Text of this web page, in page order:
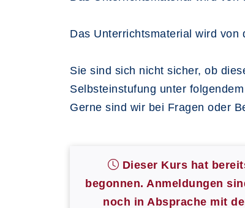
Das Unterrichtsmaterial wird
Sie sind sich nicht sicher, ob
Selbsteinstufung unter
Gerne sind wir bei Fragen oder
Dieser Kurs hat
begonnen. Anmeldungen
noch in Absprache mit